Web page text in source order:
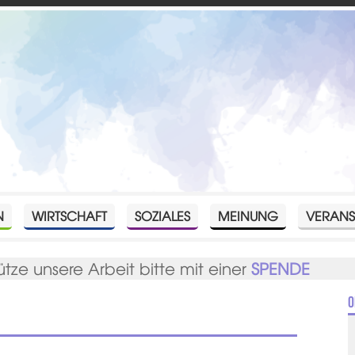
WIRTSCHAFT SOZIALES MEINUNG
unsere Arbeit bitte mit einerSPENDE